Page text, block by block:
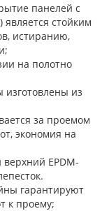
панелей с
стойким
истиранию,
на полотно
из
за проемом
экономия на
EPDM-
гарантируют
к проему;